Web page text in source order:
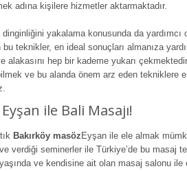
adına kişilere hizmetler aktarmaktadır.
yakalama konusunda da yardımcı
teknikler, en ideal sonuçları almanıza
alakasını hep bir kademe yukarı
ve bu alanda önem arz eden tekniklere
ile Bali Masajı!
Bakırköy masöz Eyşan ile ele almak
verdiği seminerler ile Türkiye’de bu masaj
ve kendisine ait olan masaj salonu